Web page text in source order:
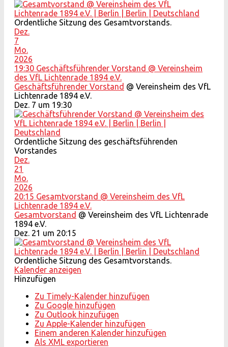
Ordentliche Sitzung des Gesamtvorstands.
Dez.
7
Mo.
2026
19:30 Geschäftsführender Vorstand @ Vereinsheim
des VfL Lichtenrade 1894 e.V.
Geschäftsführender Vorstand @ Vereinsheim des VfL
Lichtenrade 1894 e.V.
Dez. 7 um 19:30
Ordentliche Sitzung des geschäftsführenden
Vorstandes
Dez.
21
Mo.
2026
20:15 Gesamtvorstand @ Vereinsheim des VfL
Lichtenrade 1894 e.V.
Gesamtvorstand @ Vereinsheim des VfL Lichtenrade
1894 e.V.
Dez. 21 um 20:15
Ordentliche Sitzung des Gesamtvorstands.
Kalender anzeigen
Hinzufügen
Zu Timely-Kalender hinzufügen
Zu Google hinzufügen
Zu Outlook hinzufügen
Zu Apple-Kalender hinzufügen
Einem anderen Kalender hinzufügen
Als XML exportieren